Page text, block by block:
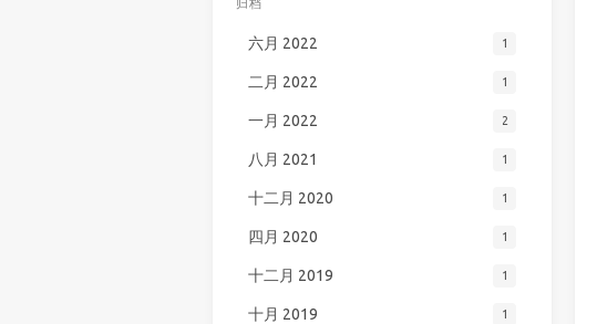
归档
六月 2022 1
二月 2022 1
一月 2022 2
八月 2021 1
十二月 2020 1
四月 2020 1
十二月 2019 1
十月 2019 1